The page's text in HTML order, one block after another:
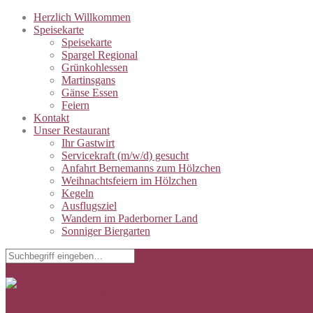
Herzlich Willkommen
Speisekarte
Speisekarte
Spargel Regional
Grünkohlessen
Martinsgans
Gänse Essen
Feiern
Kontakt
Unser Restaurant
Ihr Gastwirt
Servicekraft (m/w/d) gesucht
Anfahrt Bernemanns zum Hölzchen
Weihnachtsfeiern im Hölzchen
Kegeln
Ausflugsziel
Wandern im Paderborner Land
Sonniger Biergarten